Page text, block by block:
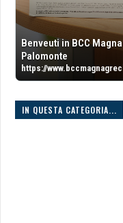
Benveuti in BCC
Palomonte
https://
IN QUESTA CATEGORIA...